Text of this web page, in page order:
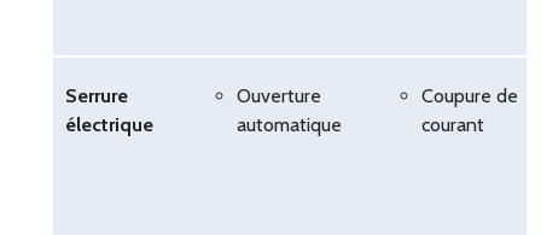
Serrure
électrique
Ouverture
automatique
Coupure de
courant